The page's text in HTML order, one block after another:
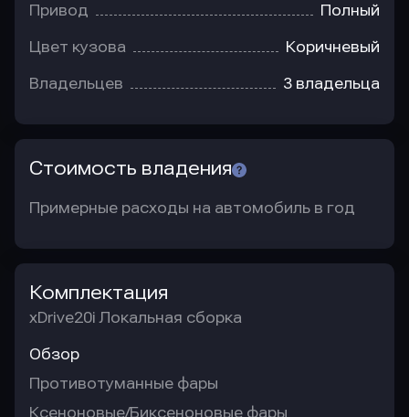
Привод Полный
Цвет кузова Коричневый
Владельцев 3 владельца
Стоимость владения
Примерные расходы на автомобиль в год
Комплектация
xDrive20i Локальная сборка
Обзор
Противотуманные фары
Ксеноновые/Биксеноновые фары